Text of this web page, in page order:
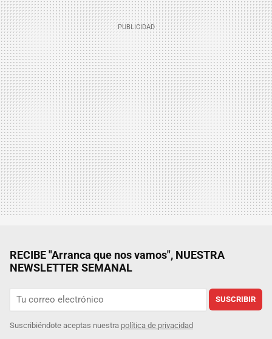
RECIBE "Arranca que nos vamos", NUESTRA
NEWSLETTER SEMANAL
SUSCRIBIR
Suscribiéndote aceptas nuestra política de privacidad